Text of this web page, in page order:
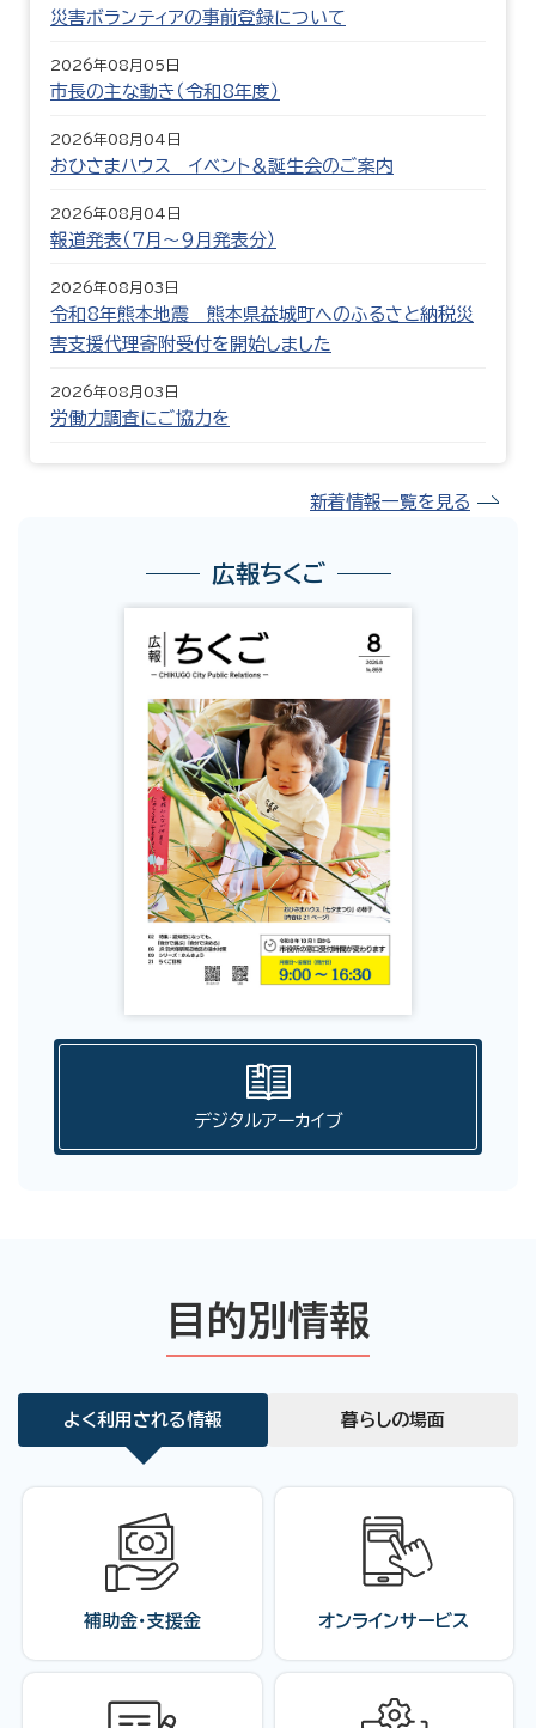
災害ボランティアの事前登録について
2026年08月05日
市長の主な動き（令和8年度）
2026年08月04日
おひさまハウス イベント＆誕生会のご案内
2026年08月04日
報道発表（7月〜9月発表分）
2026年08月03日
令和8年熊本地震 熊本県益城町へのふるさと納税災
害支援代理寄附受付を開始しました
2026年08月03日
労働力調査にご協力を
新着情報一覧を見る
広報ちくご
デジタルアーカイブ
目的別情報
よく利用される情報 暮らしの場面
補助金・支援金 オンラインサービス